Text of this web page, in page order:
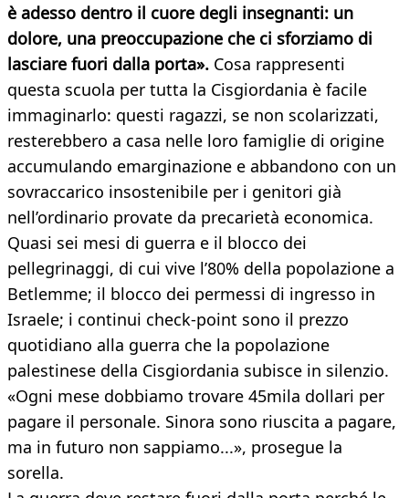
è adesso dentro il cuore degli insegnanti: un
dolore, una preoccupazione che ci sforziamo di
lasciare fuori dalla porta». Cosa rappresenti
questa scuola per tutta la Cisgiordania è facile
immaginarlo: questi ragazzi, se non scolarizzati,
resterebbero a casa nelle loro famiglie di origine
accumulando emarginazione e abbandono con un
sovraccarico insostenibile per i genitori già
nell’ordinario provate da precarietà economica.
Quasi sei mesi di guerra e il blocco dei
pellegrinaggi, di cui vive l’80% della popolazione a
Betlemme; il blocco dei permessi di ingresso in
Israele; i continui check-point sono il prezzo
quotidiano alla guerra che la popolazione
palestinese della Cisgiordania subisce in silenzio.
«Ogni mese dobbiamo trovare 45mila dollari per
pagare il personale. Sinora sono riuscita a pagare,
ma in futuro non sappiamo...», prosegue la
sorella.